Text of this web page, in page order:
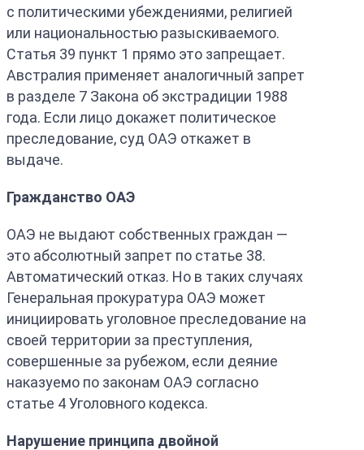
с политическими убеждениями, религией
или национальностью разыскиваемого.
Статья 39 пункт 1 прямо это запрещает.
Австралия применяет аналогичный запрет
в разделе 7 Закона об экстрадиции 1988
года. Если лицо докажет политическое
преследование, суд ОАЭ откажет в
выдаче.
Гражданство ОАЭ
ОАЭ не выдают собственных граждан —
это абсолютный запрет по статье 38.
Автоматический отказ. Но в таких случаях
Генеральная прокуратура ОАЭ может
инициировать уголовное преследование на
своей территории за преступления,
совершенные за рубежом, если деяние
наказуемо по законам ОАЭ согласно
статье 4 Уголовного кодекса.
Нарушение принципа двойной